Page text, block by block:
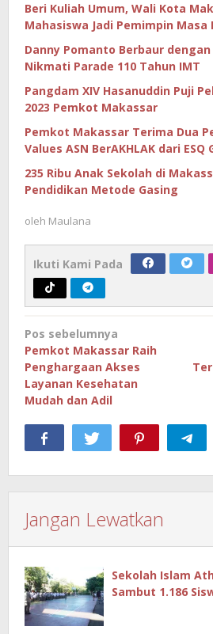
Beri Kuliah Umum, Wali Kota
Mahasiswa Jadi Pemimpin Masa
Danny Pomanto Berbaur
Nikmati Parade 110 Tahun IMT
Pangdam XIV Hasanuddin Puji
2023 Pemkot Makassar
Pemkot Makassar Terima Dua
Values ASN BerAKHLAK dari ESQ
235 Ribu Anak Sekolah di
Pendidikan Metode Gasing
oleh Maulana
Ikuti Kami Pada
Navigasi
pos
Pos sebelumnya
Pemkot Makassar Raih
Penghargaan Akses
Layanan Kesehatan
Mudah dan Adil
Jangan Lewatkan
Sekolah Islam
Sambut 1.186